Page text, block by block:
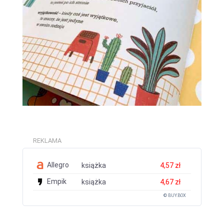
REKLAMA
Allegro książka
4,57 zł
Empik
książka 4,67 zł
© BUY.BOX